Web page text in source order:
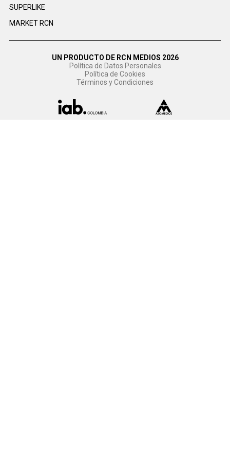
SUPERLIKE
MARKET RCN
UN PRODUCTO DE RCN MEDIOS 2026
Política de Datos Personales
Política de Cookies
Términos y Condiciones